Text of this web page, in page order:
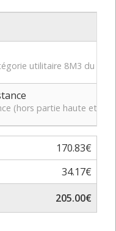
utilitaire 8M3 du 04/
(hors partie haute et
170.83€
34.17€
205.00€